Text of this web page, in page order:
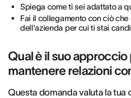
Spiega come ti sei adattato a
Fai il collegamento con ciò
dell'azienda per cui ti stai
Qual è il suo
mantenere relazioni
Questa domanda valuta la tua